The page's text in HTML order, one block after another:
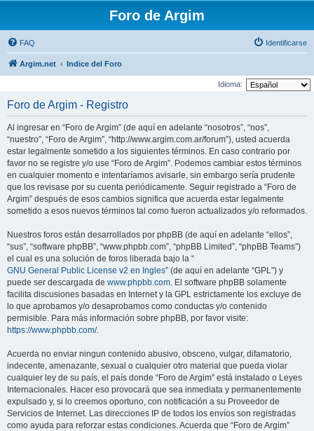
Foro de Argim
FAQ Identificarse
Argim.net Indice del Foro
Idioma:
Foro de Argim - Registro
Al ingresar en “Foro de Argim” (de aquí en adelante “nosotros”, “nos”,
“nuestro”, “Foro de Argim”, “http://www.argim.com.ar/forum”), usted acuerda
estar legalmente sometido a los siguientes términos. En caso contrario por
favor no se registre y/o use “Foro de Argim”. Podemos cambiar estos términos
en cualquier momento e intentaríamos avisarle, sin embargo sería prudente
que los revisase por su cuenta periódicamente. Seguir registrado a “Foro de
Argim” después de esos cambios significa que acuerda estar legalmente
sometido a esos nuevos términos tal como fueron actualizados y/o reformados.
Nuestros foros están desarrollados por phpBB (de aquí en adelante “ellos”,
“sus”, “software phpBB”, “www.phpbb.com”, “phpBB Limited”, “phpBB Teams”)
el cual es una solución de foros liberada bajo la “
GNU General Public License v2 en Ingles” (de aquí en adelante “GPL”) y
puede ser descargada de www.phpbb.com. El software phpBB solamente
facilita discusiones basadas en Internet y la GPL estrictamente los excluye de
lo que aprobamos y/o desaprobamos como conductas y/o contenido
permisible. Para más información sobre phpBB, por favor visite:
https://www.phpbb.com/.
Acuerda no enviar ningun contenido abusivo, obsceno, vulgar, difamatorio,
indecente, amenazante, sexual o cualquier otro material que pueda violar
cualquier ley de su país, el país donde “Foro de Argim” está instalado o Leyes
Internacionales. Hacer eso provocará que sea inmediata y permanentemente
expulsado y, si lo creemos oportuno, con notificación a su Proveedor de
Servicios de Internet. Las direcciones IP de todos los envíos son registradas
como ayuda para reforzar estas condiciones. Acuerda que “Foro de Argim”